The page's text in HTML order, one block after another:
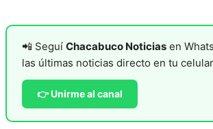
📲 Seguí Chacabuco Noticias en
las últimas noticias directo en tu
👉 Unirme al canal